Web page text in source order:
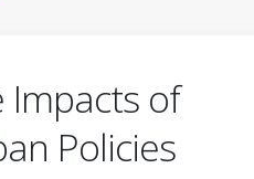
Impacts of
Policies